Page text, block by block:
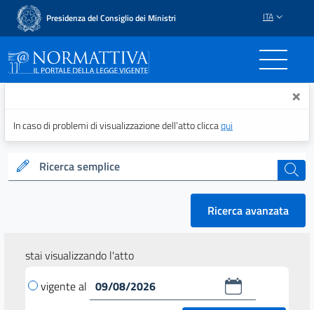
Presidenza del Consiglio dei Ministri ITA
Normattiva - Il portale ×
In caso di problemi di visualizzazione dell’atto cliccaqui
Ricerca semplice cerca
Ricerca avanzata
stai visualizzando l'atto
vigente al